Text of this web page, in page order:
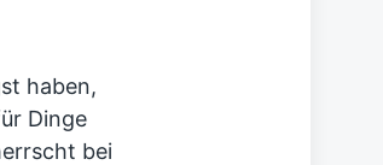
haben,
Dinge
bei